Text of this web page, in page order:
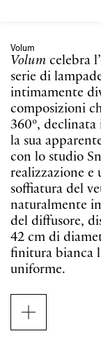
Volum
Volum celebra
serie di
intimamente
composizioni
360°,
la sua
con lo studio
realizzazione e
soffiatura del
naturalmente
del diffusore,
42 cm di
finitura bianca
uniforme.
sospensione
tavolo e terra ‒